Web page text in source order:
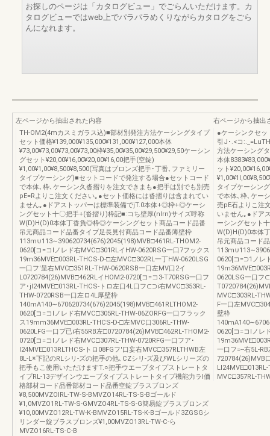
お探しのページは「カタログビュー」でごらんいただけます。カ
タログビューではweb上でパラパラめくりながらカタログをごら
んになれます。
左ページから抽出された内容
TH-OM2(4mカスミガラス込)■部材別発注方法ケーシングタイプ
セット価格¥139,000¥135,000¥131,000¥127,000本体
¥73,00¥73,00¥73,00¥73,00枠¥35,00¥35,00¥29,500¥29,50ケーシン
グセット¥20,00¥16,00¥20,00¥16,00把手(空錠)
¥1,00¥1,00¥8,500¥8,500(写真はブロンズ把手･丁番､ファミリー
タイプケーシング)■セットコードで発注する場合●セットコード
で本体､枠､ケーシン久沓摺りを注文できまも●把手は別でも別売
pE=Rよりこ注文ください｡●セット価格には沓摺りは含まれてい
ません｡●ドアストッパーは標準装備でjT.0本体+◎枠+◎ケーシ
ングセット十〇把手+(沓摺り)枠記■:コち壁厚(nlrn)サイズ呼称
W(D)H(D)0本体丁香負◎枠◎ケーシングセット商品コード品番
吊元商品コード品番タイプ足長見付商品コード品番薄壁枠
113m∪113∼390620734(676)2045(198)MVB□461RL-THOM2-
0620[コ=コlノレド右MVC□301RLイHW-0620RSG一口7フックス
19m36MVE□003RL-THCS-D-□左MVC□302RL一丁HW-0620LSG
一口フ′呈右MVC□351RL-THW-0620RSB一口左MV口2イ
L0720784(26)MVB□462RLイHOM2-0720[コ=コ3-T70RSG一口フ
ア･jl24MVE□013RL-THCS-トロ左口4L口フ⊂⊃i右MVC□353RL-
THW-0720RSB一口左ロ4L厚壁枠
140mA140∼670620734(676)2045(198)MVB□461RLTHOM2-
0620[コ=コlノレド右MVC□305RL-THW-06ZORFG一口フラック
ス19mm36MVE□003RL-THCS-D-□左MVC口306RL-THW-
0620LFG一口プ已i右55RB左□0720784(26)MVB□462RL-THOM2-
0720[コ=コlノレド右MVC□307RL-THW-0720RFG一口フア･
l24MVE□013RLTHCS-トロ08FGフ′口妄右MVC□357RLTHWB左
8L-L※下記のRLシリ-ズの把手の他､CZシリ-ズ及びWLシリーズの
把手もこ使用いただけますT.○把手ウエーブタイプストレートタ
イプRL-13デザインウエーブタイプストレートタイプ機能力ラl価
格部材コード品番部材コード品番空錠ブラスブロンズ
¥8,500MVZOlRL-TW-S-BMVZO14RL-TS-S-Bゴールド
¥1,0MVZO1RL-TW-S-GMVZO4RL-TS-S-G簡易錠プラスブロンズ
¥10,00MVZO12RL-TW-K-BMVZO15RL-TS-K-Bゴールド3ZGSGシ
リンダー錠ブラスブロンズ¥1,00MVZO13RL-TW-C-ら
MVZO16RL-TS-C-B
右ページから抽出
●ケーシンクセ
引J･.<コ
方法ケーシング
本体
ット
タイプケーシン
で本体､枠､ケー
売pE石よりこ注
いません｡●ドア
ーシングセット
W(D)H(D)0本体
吊元商品コード
0620[コ=⊃1ノレ
0620LSG一口フ
MVC□303RL-
F一口左
壁枠
0620[コ=コIノレ
一口フ=--右5L-
720784(26)MVB
MVC□357RL-